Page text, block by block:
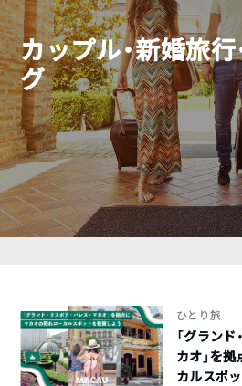
カップル・新婚旅行
グ
ひとり旅
「グランド
カオ」を
カルスポ